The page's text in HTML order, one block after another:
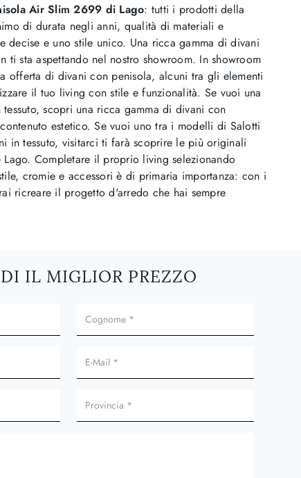
Air Slim 2699 di Lago: tutti i prodotti della
di durata negli anni, qualità di materiali e
decise e uno stile unico. Una ricca gamma di divani
ti sta aspettando nel nostro showroom. In showroom
offerta di divani con penisola, alcuni tra gli elementi
il tuo living con stile e funzionalità. Se vuoi una
scopri una ricca gamma di divani con
estetico. Se vuoi uno tra i modelli di Salotti
in tessuto, visitarci ti farà scoprire le più originali
Lago. Completare il proprio living selezionando
cromie e accessori è di primaria importanza: con i
ricreare il progetto d'arredo che hai sempre
IL MIGLIOR PREZZO